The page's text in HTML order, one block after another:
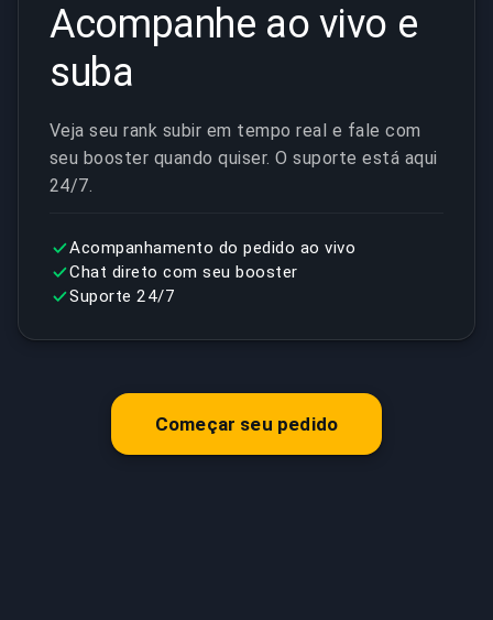
Acompanhe ao vivo e
suba
Veja seu rank subir em tempo real e fale com
seu booster quando quiser. O suporte está aqui
24/7.
Acompanhamento do pedido ao vivo
Chat direto com seu booster
Suporte 24/7
Começar seu pedido